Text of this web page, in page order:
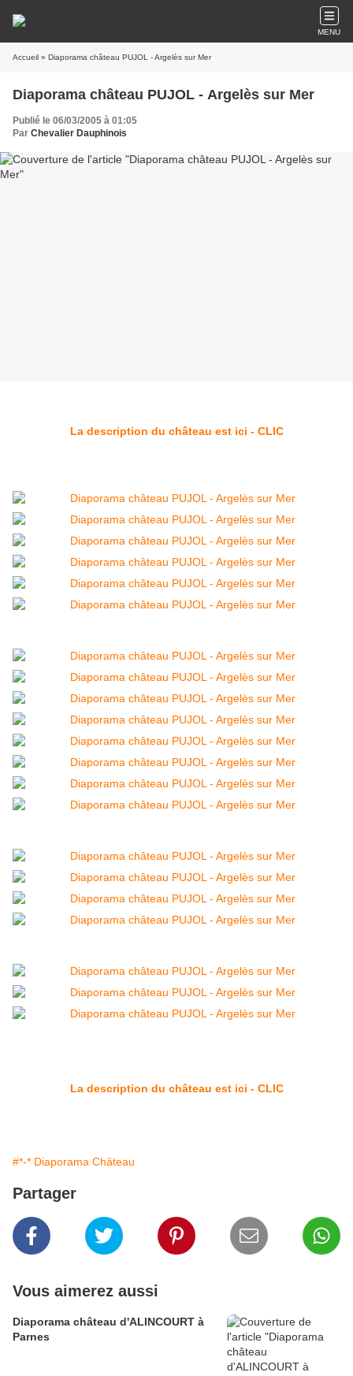
MENU
Accueil » Diaporama château PUJOL - Argelès sur Mer
Diaporama château PUJOL - Argelès sur Mer
Publié le 06/03/2005 à 01:05
Par Chevalier Dauphinois
La description du château est ici - CLIC
La description du château est ici - CLIC
#*-* Diaporama Château
Partager
Vous aimerez aussi
Diaporama château d'ALINCOURT à
Parnes